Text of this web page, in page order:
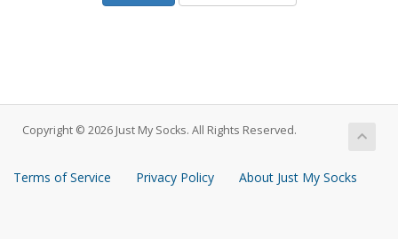
Copyright © 2026 Just My Socks. All Rights Reserved.
Terms of Service Privacy Policy About Just My Socks